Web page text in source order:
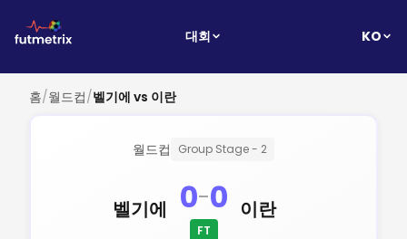
대회 KO
홈/월드컵/벨기에 vs 이란
월드컵 Group Stage - 2
벨기에 0-0
FT
이란